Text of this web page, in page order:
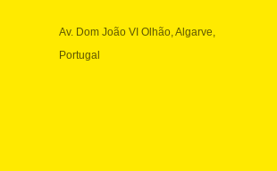
Av. Dom João VI Olhão, Algarve,
Portugal